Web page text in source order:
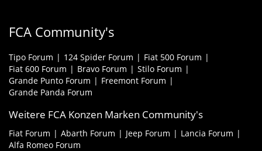
FCA Community's
Tipo Forum 124 Spider Forum
Fiat 500 Forum
Fiat 600 Forum
Bravo Forum
Stilo Forum
Grande Punto Forum
Freemont Forum
Grande Panda Forum
Weitere FCA Konzen Marken Community's
Fiat Forum Abarth Forum Jeep Forum
Lancia Forum
Alfa Romeo Forum